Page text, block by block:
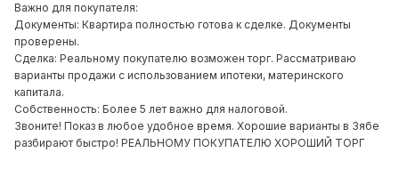
Важно для покупателя:
Документы: Квартира полностью готова к сделке. Документы
проверены.
Сделка: Реальному покупателю возможен торг. Рассматриваю
варианты продажи с использованием ипотеки, материнского
капитала.
Собственность: Более 5 лет важно для налоговой.
Звоните! Показ в любое удобное время. Хорошие варианты в Зябе
разбирают быстро! РЕАЛЬНОМУ ПОКУПАТЕЛЮ ХОРОШИЙ ТОРГ